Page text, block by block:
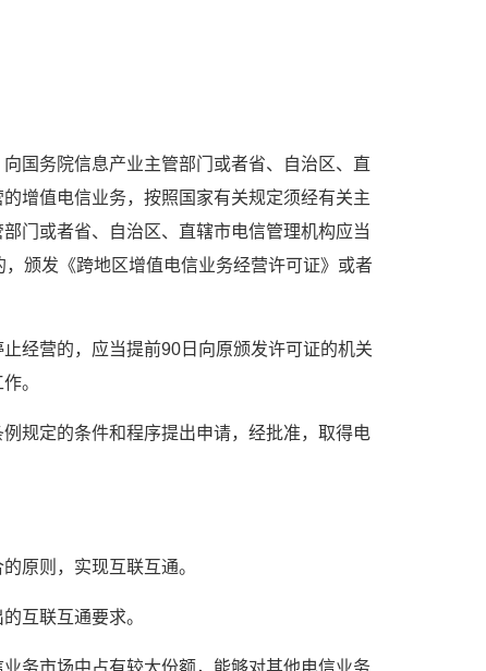
国务院信息产业主管部门或者省、自治区、直
增值电信业务，按照国家有关规定须经有关主
门或者省、自治区、直辖市电信管理机构应当
颁发《跨地区增值电信业务经营许可证》或者
经营的，应当提前90日向原颁发许可证的机关
。
规定的条件和程序提出申请，经批准，取得电
原则，实现互联互通。
互联互通要求。
务市场中占有较大份额，能够对其他电信业务